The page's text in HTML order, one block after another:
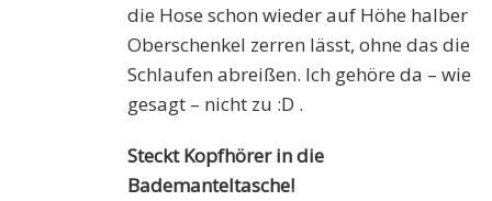
die Hose schon wieder auf Höhe halber
Oberschenkel zerren lässt, ohne das die
Schlaufen abreißen. Ich gehöre da – wie
gesagt – nicht zu :D .
Steckt Kopfhörer in die
Bademanteltasche!